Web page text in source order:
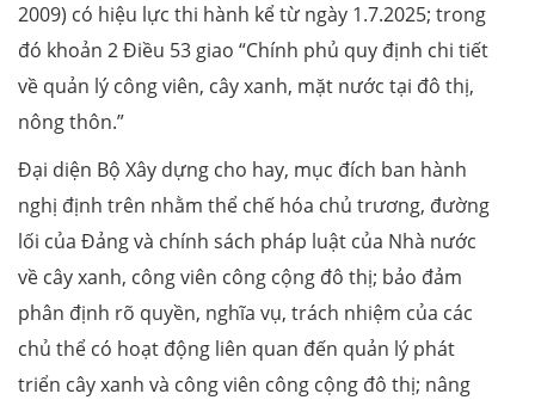
2009) có hiệu lực thi hành kể từ ngày 1.7.2025; trong
đó khoản 2 Điều 53 giao “Chính phủ quy định chi tiết
về quản lý công viên, cây xanh, mặt nước tại đô thị,
nông thôn.”
Đại diện Bộ Xây dựng cho hay, mục đích ban hành
nghị định trên nhằm thể chế hóa chủ trương, đường
lối của Đảng và chính sách pháp luật của Nhà nước
về cây xanh, công viên công cộng đô thị; bảo đảm
phân định rõ quyền, nghĩa vụ, trách nhiệm của các
chủ thể có hoạt động liên quan đến quản lý phát
triển cây xanh và công viên công cộng đô thị; nâng